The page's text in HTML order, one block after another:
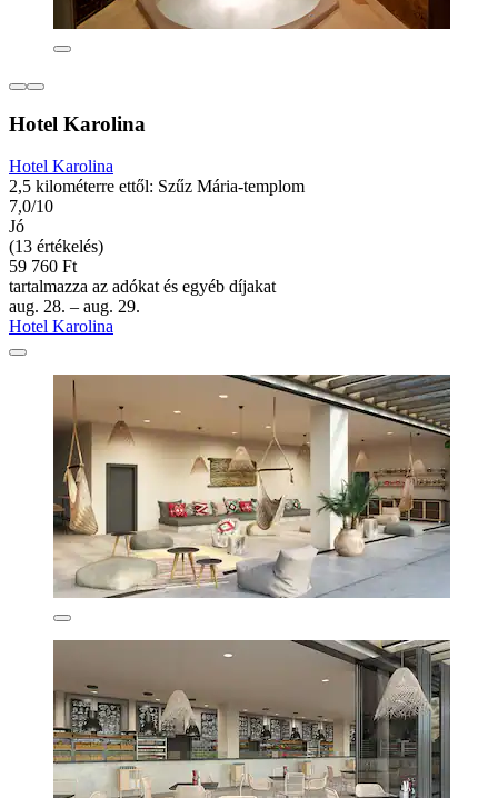
Hotel Karolina
Hotel Karolina
2,5 kilométerre ettől: Szűz Mária-templom
7,0/10
Jó
(13 értékelés)
59 760 Ft
tartalmazza az adókat és egyéb díjakat
aug. 28. – aug. 29.
Hotel Karolina